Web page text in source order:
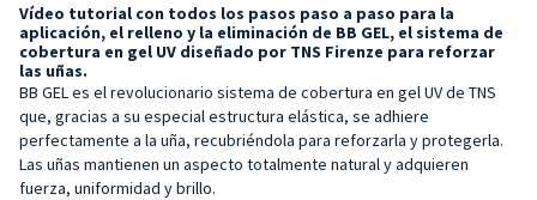
Vídeo tutorial con todos los pasos paso a paso para la
aplicación, el relleno y la eliminación de BB GEL, el sistema de
cobertura en gel UV diseñado por TNS Firenze para reforzar
las uñas.
BB GEL es el revolucionario sistema de cobertura en gel UV de TNS
que, gracias a su especial estructura elástica, se adhiere
perfectamente a la uña, recubriéndola para reforzarla y protegerla.
Las uñas mantienen un aspecto totalmente natural y adquieren
fuerza, uniformidad y brillo.